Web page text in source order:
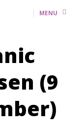
MENU
(9